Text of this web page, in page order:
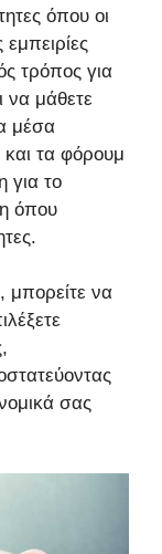
όπου οι
τρόπος για
να μάθετε
μέσα
και τα φόρουμ
για το
όπου
μπορείτε να
σας